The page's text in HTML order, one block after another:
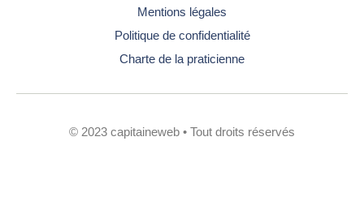
Mentions légales
Politique de confidentialité
Charte de la praticienne
© 2023 capitaineweb • Tout droits réservés